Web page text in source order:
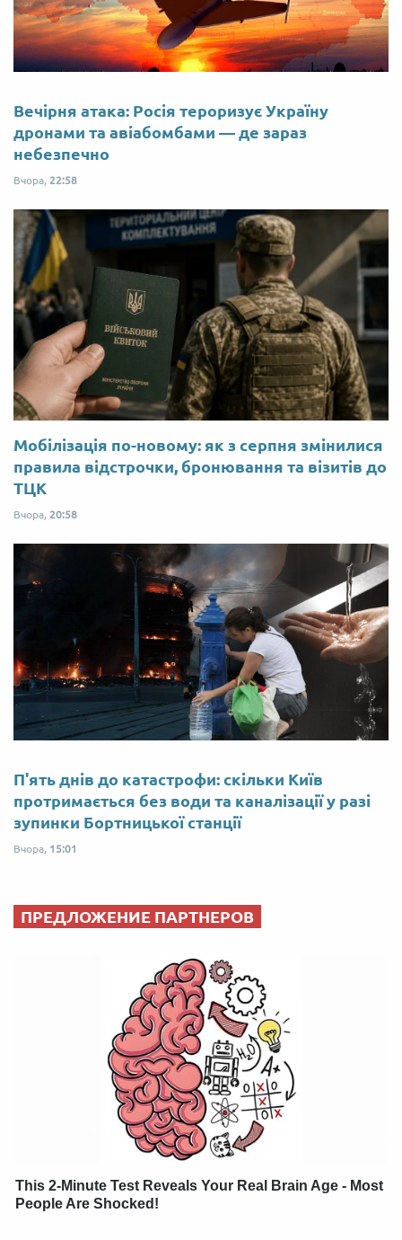
Вечірня атака: Росія тероризує Україну
дронами та авіабомбами — де зараз
небезпечно
Вчора, 22:58
Мобілізація по-новому: як з серпня змінилися
правила відстрочки, бронювання та візитів до
ТЦК
Вчора, 20:58
П'ять днів до катастрофи: скільки Київ
протримається без води та каналізації у разі
зупинки Бортницької станції
Вчора, 15:01
ПРЕДЛОЖЕНИЕ ПАРТНЕРОВ
This 2-Minute Test Reveals Your Real Brain Age - Most
People Are Shocked!